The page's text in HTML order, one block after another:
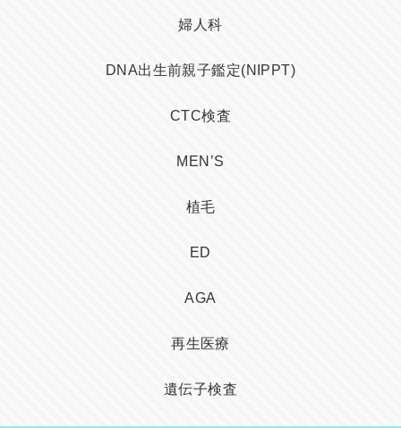
婦人科
DNA出生前親子鑑定(NIPPT)
CTC検査
MEN’S
植毛
ED
AGA
再生医療
遺伝子検査